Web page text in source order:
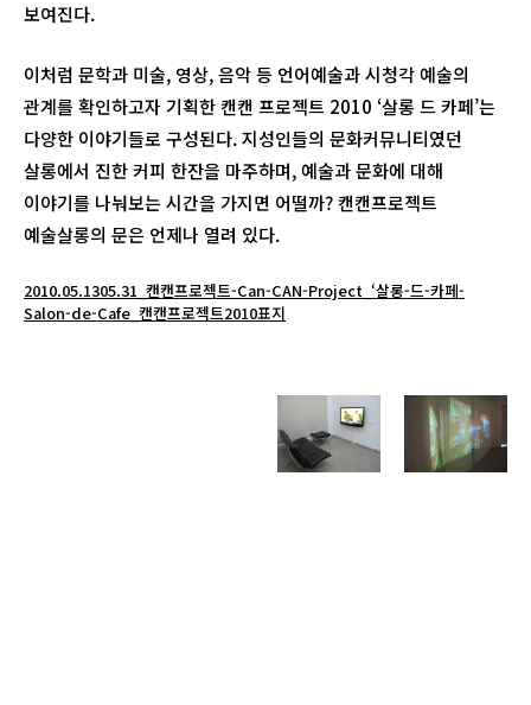
보여진다.
이처럼 문학과 미술, 영상, 음악 등 언어예술과 시청각 예술의
관계를 확인하고자 기획한 캔캔 프로젝트 2010 ‘살롱 드 카페’는
다양한 이야기들로 구성된다. 지성인들의 문화커뮤니티였던
살롱에서 진한 커피 한잔을 마주하며, 예술과 문화에 대해
이야기를 나눠보는 시간을 가지면 어떨까? 캔캔프로젝트
예술살롱의 문은 언제나 열려 있다.
2010.05.1305.31_캔캔프로젝트-Can-CAN-Project_‘살롱-드-카페-
Salon-de-Cafe_캔캔프로젝트2010표지